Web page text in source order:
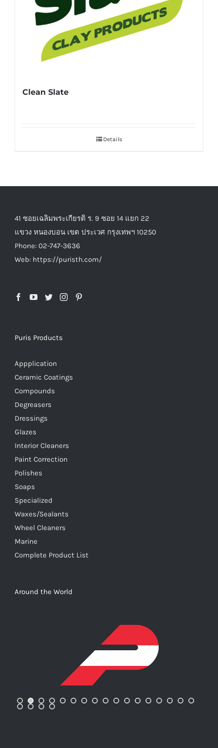
Clean Slate
Details
41 ซอยเฉลิมพระเกียรติ ร. 9 ซอย 14 แยก 22
แขวง หนองบอน เขต ประเวศ กรุงเทพฯ 10250
Phone: 02-747-3636
Web: https://puristh.com/
Puris Products
Appplication
Ceramic Coatings
Compounds
Degreasers
Dressings
Glazes
Interior Cleaners
Paint Correction
Polishes
Soaps
Specialized
Waxes/Sealants
Wheel Cleaners
Marine
Complete Product List
Around the World